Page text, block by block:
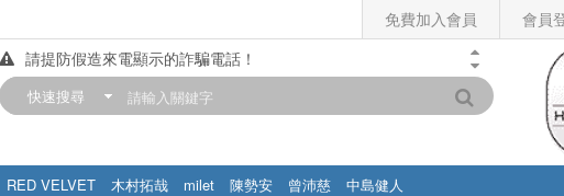
免費加入會員
會員
佳佳唱片
請提防假造來電顯示的詐騙電話！
【中華門市營業時間調整公告】
快速搜尋
RED VELVET 木村拓哉 milet 陳勢安 曾沛慈
中島健人